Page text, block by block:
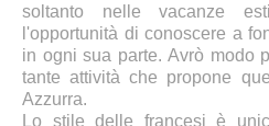
soltanto nelle vacanze
l'opportunità di conoscere a
in ogni sua parte. Avrò modo
tante attività che propone
Azzurra.
Lo stile delle francesi è